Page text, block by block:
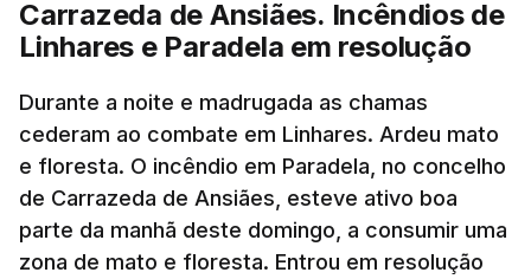
ESTE CONTEÚDO ESTÁ NESTE
Carrazeda de Ansiães. Incêndios de
Linhares e Paradela em resolução
Durante a noite e madrugada as chamas
cederam ao combate em Linhares. Ardeu mato
e floresta. O incêndio em Paradela, no concelho
de Carrazeda de Ansiães, esteve ativo boa
parte da manhã deste domingo, a consumir uma
zona de mato e floresta. Entrou em resolução